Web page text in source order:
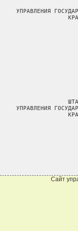
Сайт